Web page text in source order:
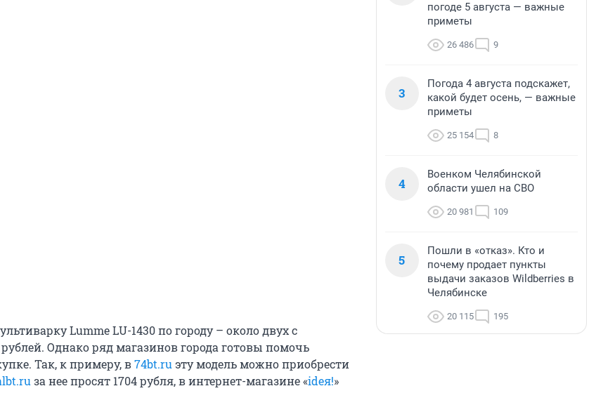
Lumme LU-1430 по городу – около двух с
Однако ряд магазинов города готовы помочь
Так, к примеру, в74bt.ru эту модель можно приобрести
за нее просят 1704 рубля, в интернет-магазине «ideя!»
погоде 5 августа — важные
приметы
26 486 9
3
Погода 4 августа подскажет,
какой будет осень, — важные
приметы
25 154 8
4
Военком Челябинской
области ушел на СВО
20 981 109
5
Пошли в «отказ». Кто и
почему продает пункты
выдачи заказов Wildberries в
Челябинске
20 115 195